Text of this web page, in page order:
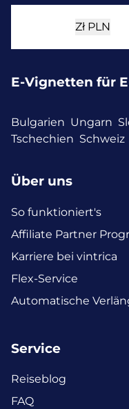
Zł PLN
E-Vignetten für
Bulgarien Ungarn
Tschechien Schweiz
Über uns
So funktioniert's
Affiliate Partner
Karriere bei vintrica
Flex-Service
Automatische
Service
Reiseblog
FAQ